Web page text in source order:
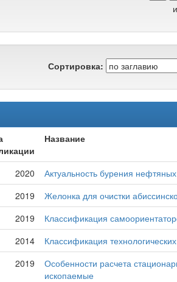
Сортировка:
Название
2020 Актуальность бурения
2019
Желонка для очистки
2019
Классификация
2014
Классификация
2019
Особенности расчета
ископаемые